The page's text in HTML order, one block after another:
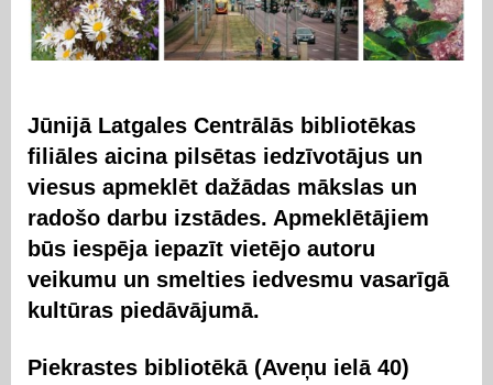
Jūnijā Latgales Centrālās bibliotēkas
filiāles aicina pilsētas iedzīvotājus un
viesus apmeklēt dažādas mākslas un
radošo darbu izstādes. Apmeklētājiem
būs iespēja iepazīt vietējo autoru
veikumu un smelties iedvesmu vasarīgā
kultūras piedāvājumā.
Piekrastes bibliotēkā (Aveņu ielā 40)